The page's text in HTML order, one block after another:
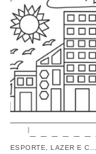
ESPORTE, LAZER E CIA (TECIDOS)